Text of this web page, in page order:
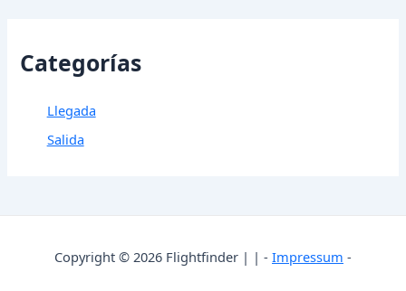
Categorías
Llegada
Salida
Copyright © 2026 Flightfinder | | - Impressum -